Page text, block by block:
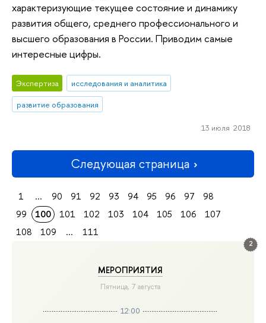
2
МЕРОПРИЯТИЯ
Пятница, 7 августа
12:00
характеризующие текущее состояние и динамику
развития общего, среднего профессионального и
высшего образования в России. Приводим самые
интересные цифры.
Экспертиза
исследования и аналитика
развитие образования
13 июля 2018
Следующая страница
1 ... 90 91 92 93 94 95 96 97
98
99
100 101 102 103 104 105 106
107
108
109 ... 111